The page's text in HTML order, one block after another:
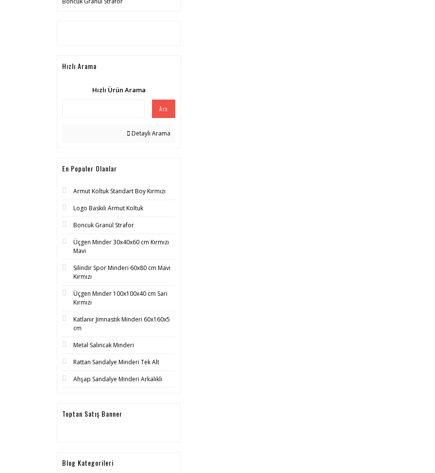
Hızlı Arama
Hızlı Ürün Arama
Ara
Detaylı Arama
En Populer Olanlar
Armut Koltuk Standart Boy Kırmızı
Logo Baskılı Armut Koltuk
Boncuk Granül Strafor
Üçgen Minder 30x40x60 cm Kırmızı
Mavi
Silindir Spor Minderi 60x80 cm Mavi
Kırmızı
Üçgen Minder 100x100x40 cm Sarı
Kırmızı
Katlanır Jimnastik Minderi 60x160x5
cm
Metal Salıncak Minderi
Rattan Sandalye Minderi Tek Alt
Ahşap Sandalye Minderi Arkalıklı
Toptan Satış Banner
Blog Kategorileri